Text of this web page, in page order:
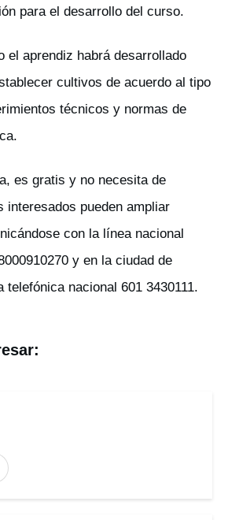
para el desarrollo del curso.
el aprendiz habrá desarrollado
cultivos de acuerdo al tipo
técnicos y normas de
es gratis y no necesita de
interesados pueden ampliar
con la línea nacional
y en la ciudad de
telefónica nacional 601 3430111.